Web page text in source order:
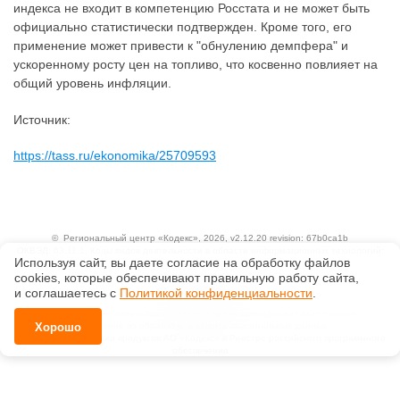
индекса не входит в компетенцию Росстата и не может быть
официально статистически подтвержден. Кроме того, его
применение может привести к "обнулению демпфера" и
ускоренному росту цен на топливо, что косвенно повлияет на
общий уровень инфляции.
Источник:
https://tass.ru/ekonomika/25709593
© Региональный центр «Кодекс» , 2026, v2.12.20 revision: 67b0ca1b
1.01, 3.01
Ценовая политика
Технологии
Исключительные авторские и смежные права принадлежат АО «Кодекс».
Положение по обработке и защите персональных данных
Используя сайт, вы даете согласие на обработку файлов
сооkiеs, которые обеспечивают правильную работу сайта,
и соглашаетесь с Политикой конфиденциальности.
Хорошо